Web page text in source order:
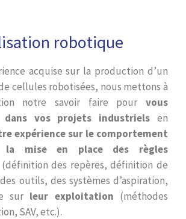
robotique
acquise sur la production d’un
cellules robotisées, nous mettons à
notre savoir faire pour vous
dans vos projets industriels en
expérience sur le comportement
la mise en place des règles
(définition des repères, définition de
outils, des systèmes d’aspiration,
sur leur exploitation (méthodes
SAV, etc.).